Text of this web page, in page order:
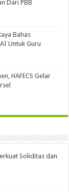
Dari PBB
Bahas
Untuk Guru
HAFECS Gelar
Soliditas dan